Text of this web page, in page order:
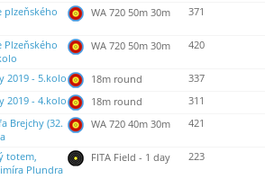
plzeňského
WA 720 50m 30m 371
Plzeňského
WA 720 50m 30m 420
2019 - 5.kolo 18m round
337
2019 - 4.kolo 18m round
311
Brejchy (32.
WA 720 40m 30m 421
totem,
Plundra
FITA Field - 1 day 223